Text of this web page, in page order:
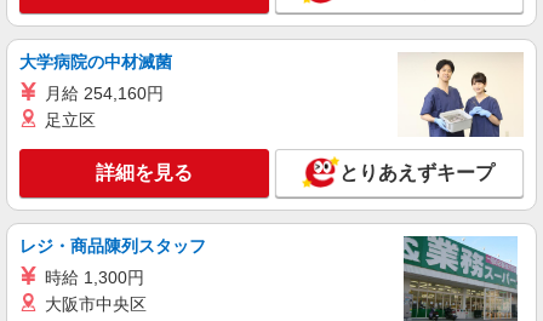
大学病院の中材滅菌
月給 254,160円
足立区
詳細を見る とりあえずキープ
レジ・商品陳列スタッフ
時給 1,300円
大阪市中央区